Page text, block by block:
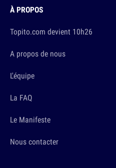
À PROPOS
Topito.com devient 10h26
A propos de nous
L'équipe
La FAQ
Le Manifeste
Nous contacter